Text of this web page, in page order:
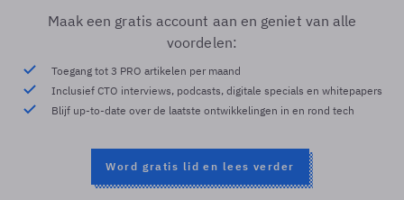
Maak een gratis account aan en geniet van alle
voordelen:
Toegang tot 3 PRO artikelen per maand
Inclusief CTO interviews, podcasts, digitale specials en whitepapers
Blijf up-to-date over de laatste ontwikkelingen in en rond tech
Word gratis lid en lees verder